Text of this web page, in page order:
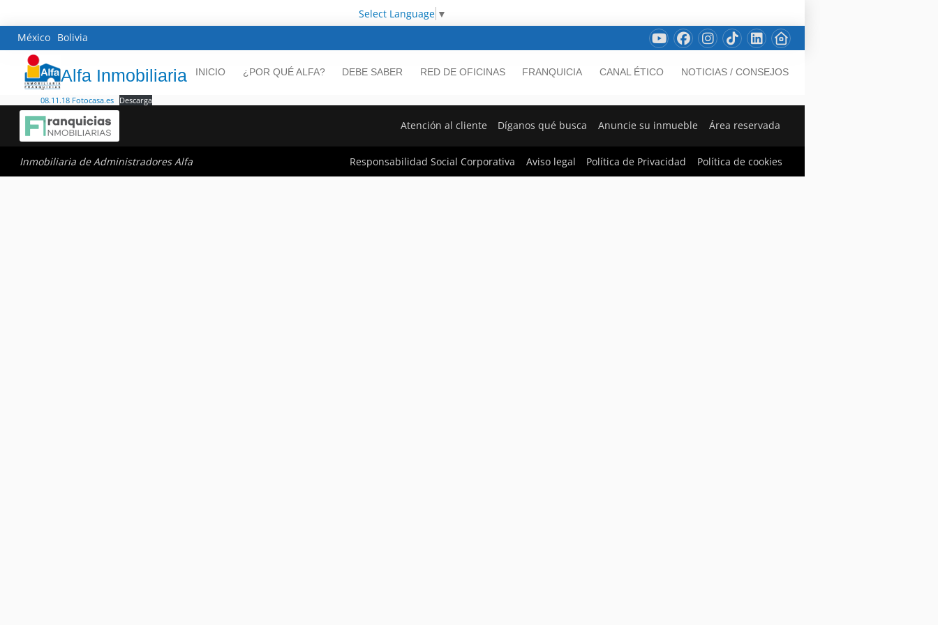
Select Language ▼
México Bolivia
Alfa Inmobiliaria INICIO ¿POR QUÉ ALFA? DEBE SABER RED DE OFICINAS FRANQUICIA CANAL ÉTICO NOTICIAS / CONSEJOS
08.11.18 Fotocasa.es Descarga
Atención al cliente Díganos qué busca Anuncie su inmueble Área reservada
Inmobiliaria de Administradores Alfa Responsabilidad Social Corporativa Aviso legal Política de Privacidad Política de cookies